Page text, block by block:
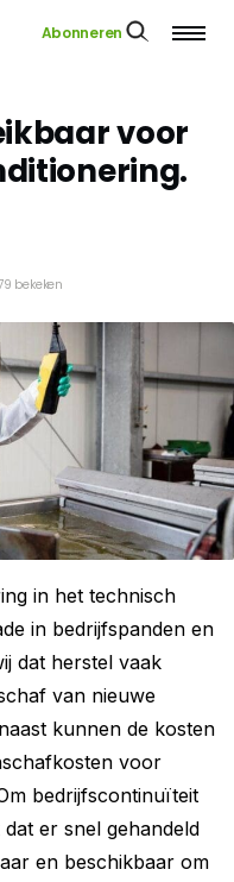
Abonneren
voor
bekeken
in het technisch
in bedrijfspanden en
dat herstel vaak
van nieuwe
kunnen de kosten
voor
bedrijfscontinuïteit
er snel gehandeld
en beschikbaar om